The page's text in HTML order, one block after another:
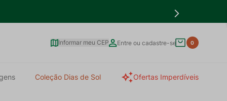
Informar meu CEP Entre ou cadastre-se 0
Coleção Dias de Sol Ofertas Imperdíveis